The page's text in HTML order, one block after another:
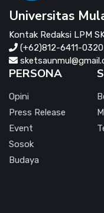
Universitas
Kontak Redaksi LPM
(+62)812-6411-0320
PERSONA
Opini
Press Release
Event
Sosok
Budaya